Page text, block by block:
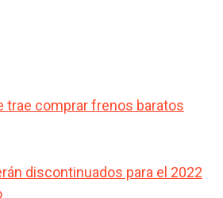
trae comprar frenos baratos
discontinuados para el 2022